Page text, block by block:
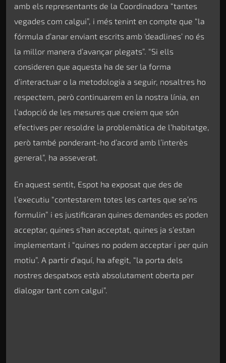
amb els representants de la Coordinadora “tantes
vegades com calgui”, i més tenint en compte que “la
fórmula d’anar enviant escrits amb ‘deadlines’ no és
la millor manera d’avançar plegats”. “Si ells
consideren que aquesta ha de ser la forma
d’interactuar o la metodologia a seguir, nosaltres ho
respectem, però continuarem en la nostra línia, en
l’adopció de les mesures que creiem que són
efectives per resoldre la problemàtica de l’habitatge,
però també ponderant-ho d’acord amb l’interès
general”, ha asseverat.
En aquest sentit, Espot ha exposat que des de
l’executiu “contestarem totes les cartes que se’ns
formulin” i es justificaran quines demandes es poden
acceptar, quines s’han acceptat, quines ja s’estan
implementant i “quines no podem acceptar i per quin
motiu”. A partir d’aquí, ha afegit, “la porta dels
nostres despatxos està absolutament oberta per
dialogar tant com calgui”.